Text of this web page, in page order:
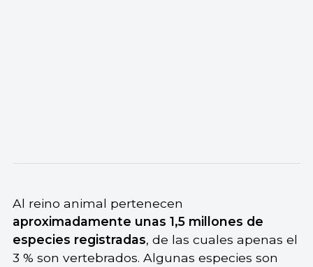
Al reino animal pertenecen
aproximadamente unas 1,5 millones de
especies registradas, de las cuales apenas el
3 % son vertebrados. Algunas especies son